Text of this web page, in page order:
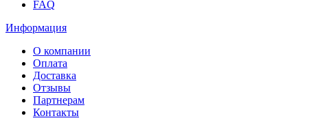
FAQ
Информация
О компании
Оплата
Доставка
Отзывы
Партнерам
Контакты